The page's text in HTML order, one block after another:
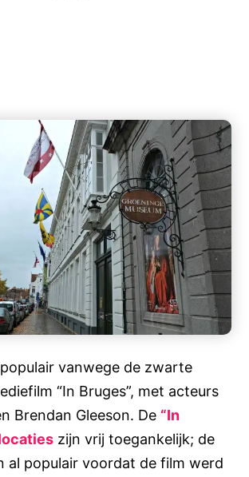
vanwege de zwarte
“In Bruges”, met acteurs
Brendan Gleeson. De “In
zijn vrij toegankelijk; de
al populair voordat de film werd